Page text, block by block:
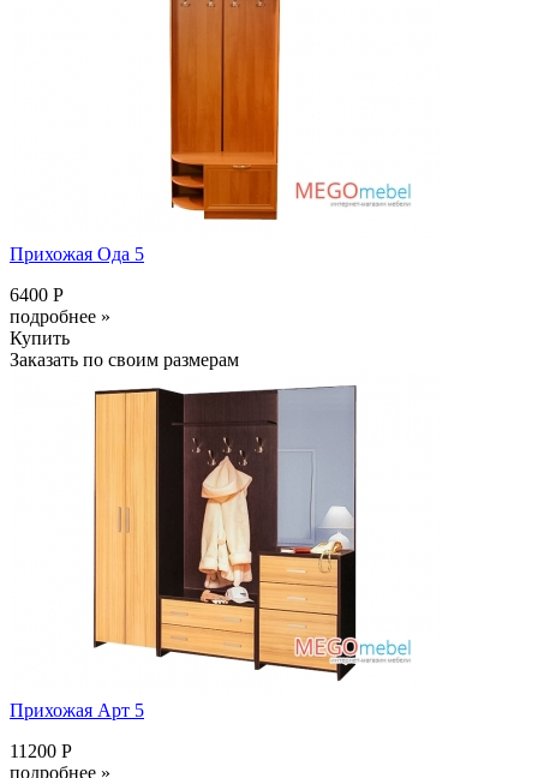
Прихожая Ода 5
6400 Р
подробнее »
Купить
Заказать по своим размерам
Прихожая Арт 5
11200 Р
подробнее »